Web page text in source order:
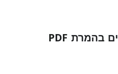
שימושים נפוצים בהמרת PDF